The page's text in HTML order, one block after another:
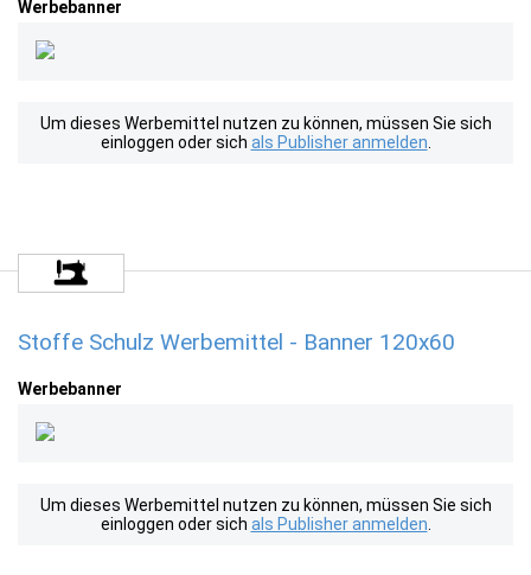
Werbebanner
Um dieses Werbemittel nutzen zu können, müssen Sie sich
einloggen oder sich als Publisher anmelden
Stoffe Schulz Werbemittel - Banner 120x60
Werbebanner
Um dieses Werbemittel nutzen zu können, müssen Sie sich
einloggen oder sich als Publisher anmelden